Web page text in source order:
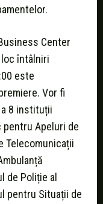
Center
loc întâlniri
este
Vor fi
8 instituții
pentru Apeluri de
Telecomunicații
de Poliție al
pentru Situații de